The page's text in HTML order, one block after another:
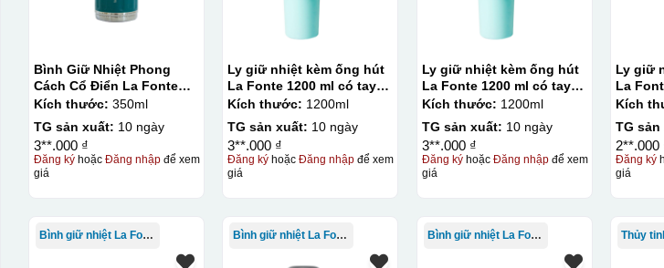
Bình Giữ Nhiệt Phong
Cách Cổ Điển La Fonte
350ml
Kích thước: 350ml
TG sản xuất: 10 ngày
3**.000 ₫
Đăng kýhoặc Đăng nhậpđể xem
giá
Ly giữ nhiệt kèm ống hút
La Fonte 1200 ml có tay
cầm – 012317
Kích thước: 1200ml
TG sản xuất: 10 ngày
3**.000 ₫
Đăng ký hoặcĐăng nhập để xem
giá
Ly giữ nhiệt kèm ống hút
La Fonte 1200 ml có tay
cầm – 012317
Kích thước: 1200ml
TG sản xuất: 10 ngày
3**.000 ₫
Đăng kýhoặc Đăng nhậpđể xem
giá
Ly giữ
La Fonte 600 ml gắn
Kích
TG
2**.000
Đăng ký
giá
Bình giữ nhiệt La Fonte Bình giữ nhiệt La Fonte Bình giữ nhiệt La Fonte Thủy